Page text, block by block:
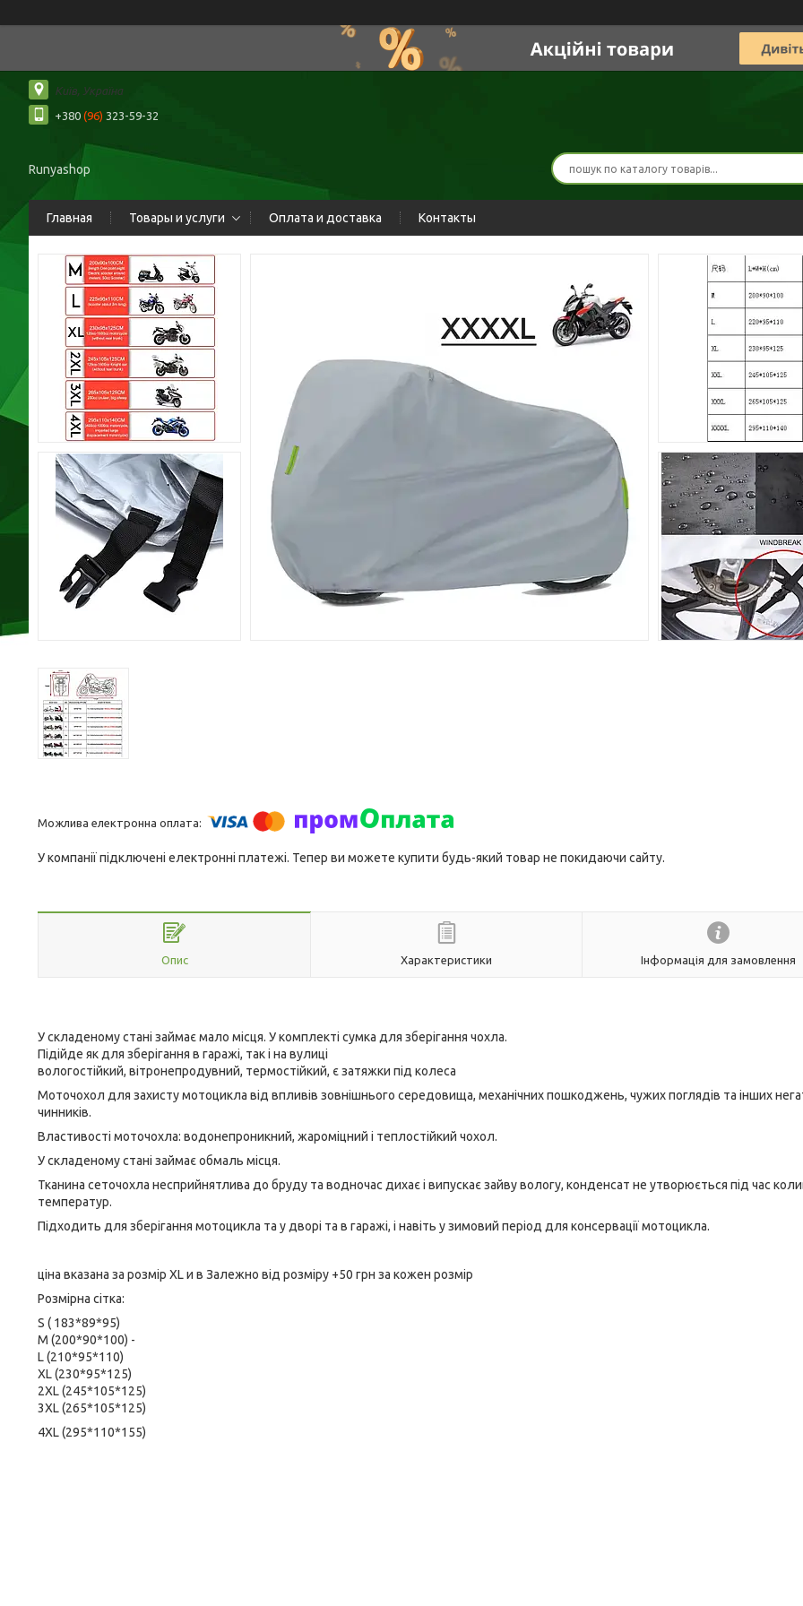
Київ, Україна
+380 (96) 323-59-32
Runyashop
Главная Товары и услуги Оплата и доставка Контакты
У компанії підключені електронні платежі. Тепер ви можете купити будь-який товар не покидаючи сайту.
Опис Характеристики Інформація для замовлення
У складеному стані займає мало місця. У комплекті сумка для зберігання чохла.
Підійде як для зберігання в гаражі, так і на вулиці
вологостійкий, вітронепродувний, термостійкий, є затяжки під колеса
Моточохол для захисту мотоцикла від впливів зовнішнього середовища, механічних пошкоджень, чужих поглядів та інших
чинників.
Властивості моточохла: водонепроникний, жароміцний і теплостійкий чохол.
У складеному стані займає обмаль місця.
Тканина сеточохла несприйнятлива до бруду та водночас дихає і випускає зайву вологу, конденсат не утворюється під час
температур.
Підходить для зберігання мотоцикла та у дворі та в гаражі, і навіть у зимовий період для консервації мотоцикла.
ціна вказана за розмір XL и в Залежно від розміру +50 грн за кожен розмір
Розмірна сітка:
S ( 183*89*95)
М (200*90*100) -
L (210*95*110)
XL (230*95*125)
2XL (245*105*125)
3XL (265*105*125)
4XL (295*110*155)